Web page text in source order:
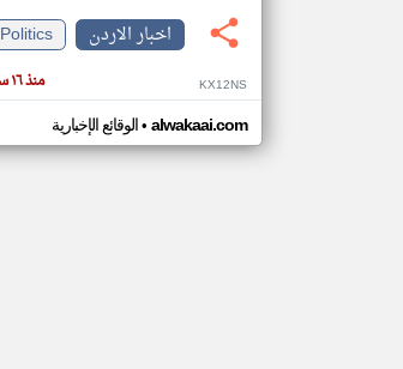
اخبار الاردن
Politics
منذ ١٦ ساعة KX12NS
الوقائع الإخبارية• alwakaai.com